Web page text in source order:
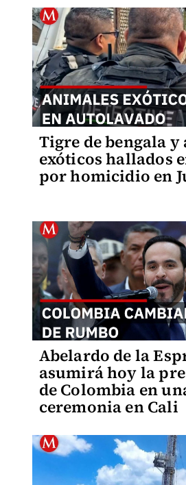
Tigre de bengala
exóticos hallados
por homicidio en
Abelardo de la
asumirá hoy la
de Colombia en
ceremonia en Cali